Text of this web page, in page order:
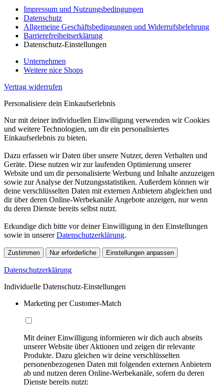
Impressum und Nutzungsbedingungen
Datenschutz
Allgemeine Geschäftsbedingungen und Widerrufsbelehrung
Barrierefreiheitserklärung
Datenschutz-Einstellungen
Unternehmen
Weitere nice Shops
Vertrag widerrufen
Personalisiere dein Einkaufserlebnis
Nur mit deiner individuellen Einwilligung verwenden wir Cookies
und weitere Technologien, um dir ein personalisiertes
Einkaufserlebnis zu bieten.
Dazu erfassen wir Daten über unsere Nutzer, deren Verhalten und
Geräte. Diese nutzen wir zur laufenden Optimierung unserer
Website und um dir personalisierte Werbung und Inhalte anzuzeigen
sowie zur Analyse der Nutzungsstatistiken. Außerdem können wir
deine verschlüsselten Daten mit externen Anbietern abgleichen und
dir über deren Online-Werbekanäle Angebote anzeigen, nur wenn
du deren Dienste bereits selbst nutzt.
Erkundige dich bitte vor deiner Einwilligung in den Einstellungen
sowie in unsererDatenschutzerklärung.
Zustimmen Nur erforderliche Einstellungen anpassen
Datenschutzerklärung
Individuelle Datenschutz-Einstellungen
Marketing per Customer-Match
Mit deiner Einwilligung informieren wir dich auch abseits
unserer Website über Aktionen und zeigen dir relevante
Produkte. Dazu gleichen wir deine verschlüsselten
personenbezogenen Daten mit folgenden externen Anbietern
ab und nutzen deren Online-Werbekanäle, sofern du deren
Dienste bereits nutzt: